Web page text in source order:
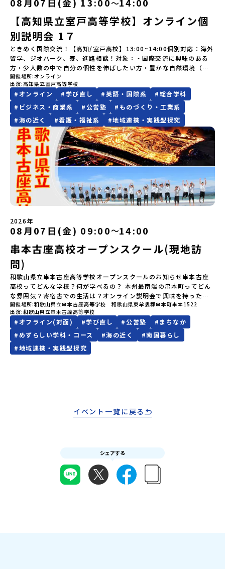
ンを掲げ、2017年3月に島根県に設立した教育事業団体です。日本
全国約200の高校と連携しながら、中学卒業後に地域の枠を越えて生
徒一人ひとりの夢や価値観に合った地域・学校で1〜3年間過ごすこ
とができるシステム「地域みらい留学」をはじめとした、教育事業
や地域活性モデルをつくり続けています。名 称：一般財団法人地
域・教育魅力化プラットフォーム設 立：2017年3月代表者：岩本
悠所在地：〒690-0842 島根県松江市東本町二丁目25-6 みらい
BASE2階公式HP：http://c-platform.or.jp/お問い合わせ先担
当：小川・小原E-mail：info@miratabi.jp「おためし地域留学体
験」のプログラム開催情報を公式LINEにて配信中！ぜひご登録くだ
さい♪地域みらい留学公式LINE
す。2泊3日のプログラムの中身をお伝えします。日時：6月10日(水)
19：00〜20：00内容：どんなところ？プログラム詳細解説、質疑
応答紹介地域：鹿児島県出水市・出水工業高校/北海道標津町/岩手
県八幡平市/愛媛県鬼北町＊4つの地域のプログラムを1時間でぎゅっ
とお届けします。お申し込み：https://c-
mirai.jp/events/064069お気軽にどうぞ！「はじめての一人旅だ
けど大丈夫？」「どんな体験ができるの？」そんな保護者様の不安
や、中学生のみなさんの素朴な疑問にスタッフが直接お答えしま
す。チャットでの質問も可能ですので、ぜひご自宅からリラックス
してご参加ください。▼お申し込み前に必ずご確認ください・参加
規約への同意プログラムへの参加申し込みいただく前に、「お申し
込みに関する各規約」への同意が必須となります。ご確認くださ
い。・抽選による参加者決定についてお申込みいただいた方の中か
ら抽選の上、締め切り日から1週間を目途に、お申し込み時に記入い
ただいたメールアドレス宛に「当選／落選メール」をお送りいたし
ます。当選者は、メールに記載された「当選確認フォーム」に３日
以内に回答いただき、確認フォームの提出をもって参加確定とさせ
ていただきます。当選確認フォームの期日までにご回答いただけな
い場合は、当選を取り消しとさせていただきます。当選取り消しが
あった場合は、繰り上げ当選者へご連絡させていただきます。登録
メールアドレスの変更をご希望の場合は下記の地域みらい留学公式
LINEよりご連絡をお願いします。※受信制限設定をしていると、通
知メールをお受け取りいただけません。その場合は、
「@miratabi.jp」からのメールを受信できるよう設定をお願いいた
します。※結果に関する個別のお問合せにはお答えしておりません
ので、ご了承ください。・お申し込みについてお申込はお一人様1回
限りです。PC・スマートフォンからお申込ください。申込後の内容
変更はできません。お申込時は、メールアドレスの入力間違いにご
注意ください。・宿泊について１室に複数(同性2～4名程度)で宿泊
いただく予定です。・食事アレルギー対応について個別の詳細なア
レルギー対応希望にはお応えしかねる場合がございます。対応が必
要な場合は必ず事前にご相談ください。・参加取消や急遽参加でき
なくなった場合について参加決定後の参加お取り消しはご遠慮下さ
い。やむを得ないお取り消しの場合はお早めに事務局までご連絡く
ださい。・キャンセルポリシーやむを得ない参加お取り消しの場
合、以下のルールに沿って対応させていただきます。ご了承くださ
い。プログラム開催日の前日＜8月2日＞から、【キャンセルのご連
は原則、開催日1週間前までにご連絡いたします。又、最少催行人数
に達しなかった場合は、開催日3週間前までに催行中止の旨をメール
ある若者にあふれる持続可能な地域・社会をつくる」というビジョ
ンを掲げ、2017年3月に島根県に設立した教育事業団体です。日本
全国約200の高校と連携しながら、中学卒業後に地域の枠を越えて生
徒一人ひとりの夢や価値観に合った地域・学校で1〜3年間過ごすこ
年生【宿泊先】民宿 船長の家※1室に複数(同性2～4名程度)で宿泊
いただく予定です。【旅行代金】無料※旅行代金に含まれる費用の
うち、以下の内容が無料となります：・宿泊費（2泊分）・プログラ
ム内のアクティビティ・体験費用・一部の食事代*以下の費用は参加
者のご負担となります・集合場所までの往復交通費・お土産代や自
由時間の個人飲食費などの個人的費用【募集人数】最大10名（お申
し込み多数の場合は抽選の上決定）【参加者決定】お申し込み多数
の場合は、締め切り後1週間を目途に当落結果をご連絡いたします。
【申し込み受付期間】6月8日(月)12：00 から 6月22日(月) 12：00
まで疑問も不安もワクワクに変える！「おためし地域留学」ステッ
プアップ説明会プログラムの内容を詳しく知りたい方や、お申し込
みを迷われている方向けにZoomでのオンライン配信を行います。
知りたい情報のレベルに合わせて、以下の2つのステップをご活用く
ださい。【STEP 1】全体オンライン説明会（アーカイブ動画を公開
中！）〜まずは「おためし地域留学」を知りたい方へ〜日本全国20
以上の地域から選んで参加できる「おためし地域留学」の全体像や
魅力について、説明会を開催しました。中学生一人での参加にあた
り、保護者様が特に気になる「安全面」や「事務局のサポート体
制」についても詳しく解説しています。ぜひ、ご自宅からお気軽に
ご視聴ください。🎬 [アーカイブ動画を視聴する]YouTube：
https://youtu.be/Yt8nd04aNgA?si=e5erbspvwz5O8_uF
い方へ〜全体説明を聞いたうえで、「プログラムで何をするの？」
「どんなまちなの？」という疑問にお答えする詳細配信です。2泊3
00〜20：00内容：どんなところ？プログラム詳細解説、質疑応答紹
介地域：鹿児島県出水市・出水工業高校/北海道標津町/岩手県八幡
平市/愛媛県鬼北町＊4つの地域のプログラムを1時間でぎゅっとお届
けします。お申し込み：https://c-mirai.jp/events/064069お気
軽にどうぞ！「はじめての一人旅だけど大丈夫？」「どんな体験が
できるの？」そんな保護者様の不安や、中学生のみなさんの素朴な
疑問にスタッフが直接お答えします。チャットでの質問も可能です
ので、ぜひご自宅からリラックスしてご参加ください。▼お申し込
み前に必ずご確認ください・参加規約への同意プログラムへの参加
申し込みいただく前に、「お申し込みに関する各規約」への同意が
必須となります。ご確認ください。・抽選による参加者決定につい
てお申込みいただいた方の中から抽選の上、締め切り日から1週間を
いただきます。当選取り消しがあった場合は、繰り上げ当選者へご
ん。その場合は、「@miratabi.jp」からのメールを受信できるよう
えしておりませんので、ご了承ください。・お申し込みについてお
申込はお一人様1回限りです。PC・スマートフォンからお申込くだ
〜
【高知県立室戸高等学校】オンライン個
別説明会 1７
ときめく国際交流！【高知/室戸高校】13:00~14:00個別対応：海外
留学、ジオパーク、寮、進路相談！対象：・国際交流に興味のある
方・少人数の中で自分の個性を伸ばしたい方・豊かな自然環境（ユ
ネスコ世界ジオパーク）で伸び伸びと学習したい方・自分の興味の
ある科目を選択したい方・ジオパークを活かした探究学習に興味の
ある方・多様な進路の中から、自分の進む道を決めたい方・女子硬
式野球への入部を考えている方説明会概要：室戸高校の概要を説明
いたします。その後、個別にわからないことや不安な点にお答えし
ます。
開催場所 オンライン
出演 高知県立室戸高等学校
#オンライン #学び直し #英語・国際系 #総合学科
# ビジネス・商業系 #公営塾 # ものづくり・工業系
#海の近く #看護・福祉系 #地域連携・実践型探究
2026年
08月07日(金) 09:00〜14:00
串本古座高校オープンスクール(現地訪
問)
和歌山県立串本古座高等学校オープンスクールのお知らせ串本古座
高校ってどんな学校？何が学べるの？ 本州最南端の串本町ってどん
な雰囲気？寄宿舎での生活は？オンライン説明会で興味を持った
方、まずは学校を見てみたい方、ぜひ串本古座高校のオープンスク
ールに参加してみませんか？学校の雰囲気や町の魅力を思いっきり
体感できるチャンスです！オープンスクールの内容：授業体験：実
際の授業を体験して、学びの楽しさを感じてください。クラブ体
験・見学：多彩なクラブ活動を体験・見学して、学校生活の一端を
知ることができます。寄宿舎見学：3年間の住まいとなる寄宿舎の様
開催場所 和歌山県立串本古座高等学校 和歌山県東牟婁郡串本町串本1522
出演 和歌山県立串本古座高等学校
#オフライン(対面) #学び直し #公営塾 # まちなか
#めずらしい学科・コース #海の近く #南国暮らし
#地域連携・実践型探究
イベント一覧に戻る
シェアする